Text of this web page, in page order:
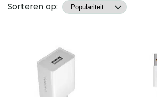
Producten
Sorteren op: